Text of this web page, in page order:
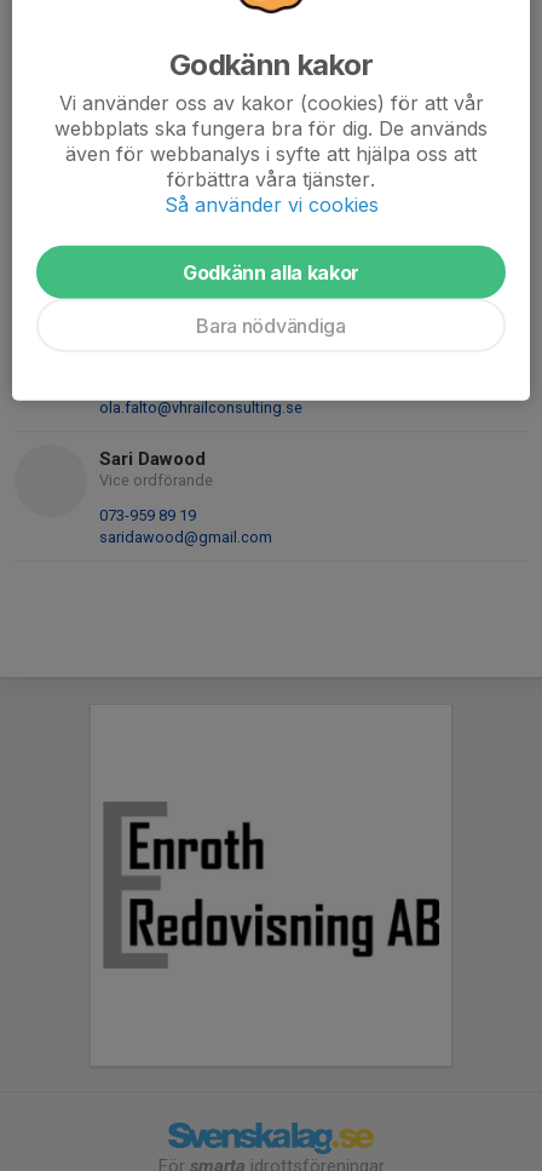
Hassan Dakhlallah
Ordförande
073-528 04 39
hassan_dakhlallah@hotmail.com
Mersed Osmanovic
Suppleant
osmersed@hotmail.com
ola.falto@vhrailconsulting.se
Sari Dawood
Vice ordförande
073-959 89 19
saridawood@gmail.com
För smarta idrottsföreningar
Godkänn kakor
Vi använder oss av kakor (cookies) för att vår
webbplats ska fungera bra för dig. De används
även för webbanalys i syfte att hjälpa oss att
förbättra våra tjänster.
Så använder vi cookies
Godkänn alla kakor
Bara nödvändiga